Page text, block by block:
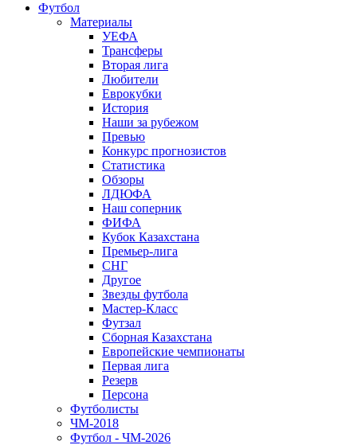
Футбол
Материалы
УЕФА
Трансферы
Вторая лига
Любители
Еврокубки
История
Наши за рубежом
Превью
Конкурс прогнозистов
Статистика
Обзоры
ЛДЮФА
Наш соперник
ФИФА
Кубок Казахстана
Премьер-лига
СНГ
Другое
Звезды футбола
Мастер-Класс
Футзал
Сборная Казахстана
Европейские чемпионаты
Первая лига
Резерв
Персона
Футболисты
ЧМ-2018
Футбол - ЧМ-2026